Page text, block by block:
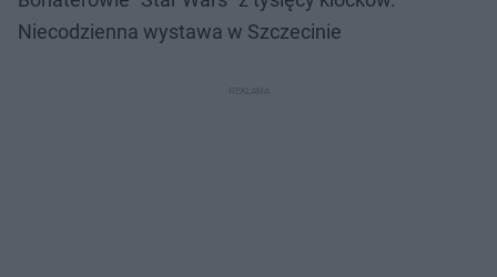
Niecodzienna wystawa w Szczecinie